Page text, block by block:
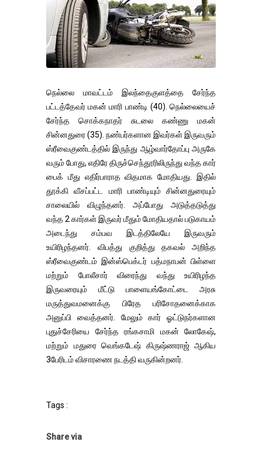
நெல்லை மாவட்டம் இலந்தைகுளத்தை சேர்ந்த
பட்டத்தேவர் மகன் மாரி பாண்டி (40). நெல்லையைச்
சேர்ந்த சொக்கநாதர் சுடலை கண்ணு மகன்
சின்னதுரை (35). நண்பர்களான இவர்கள் இருவரும்
ஸ்ரீவைகுண்டத்தில் இருந்து ஆழ்வார்தோப்பு அருகே
வரும் போது, எதிரே திருச்செந்தூரிலிருந்து வந்த கார்
பைக் மீது எதிர்பாராத விதமாக மோதியது. இதில்
தூக்கி வீசப்பட்ட மாரி பாண்டியும் சின்னதுரையும்
சாலையில் விழுந்தனர். அப்போது அடுத்தடுத்து
வந்த 2 கார்கள் இருவர் மீதும் மோதியதால் படுகாயம்
அடைந்து சம்பவ இடத்திலேயே இருவரும்
உயிரிழந்தனர். விபத்து குறித்து தகவல் அறிந்த
ஸ்ரீவைகுண்டம் இன்ஸ்பெக்டர் பத்மநாபன் பிள்ளை
மற்றும் போலீசார் விரைந்து வந்து உயிரிழந்த
இருவரையும் மீட்டு பாளையங்கோட்டை அரசு
மருத்துவமனைக்கு பிரேத பரிசோதனைக்காக
அனுப்பி வைத்தனர். மேலும் கார் ஓட்டுநர்களான
புதுச்சேரியை சேர்ந்த ரங்கசாமி மகன் லோகேஷ்,
மற்றும் மதுரை வெங்கடேஷ் கிருஷ்ணராஜ் ஆகிய
3பேரிடம் விசாரணை நடத்தி வருகின்றனர்.
Tags :
Share via